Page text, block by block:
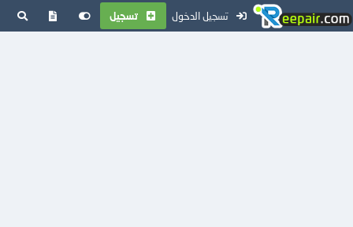
تسجيل الدخول تسجيل